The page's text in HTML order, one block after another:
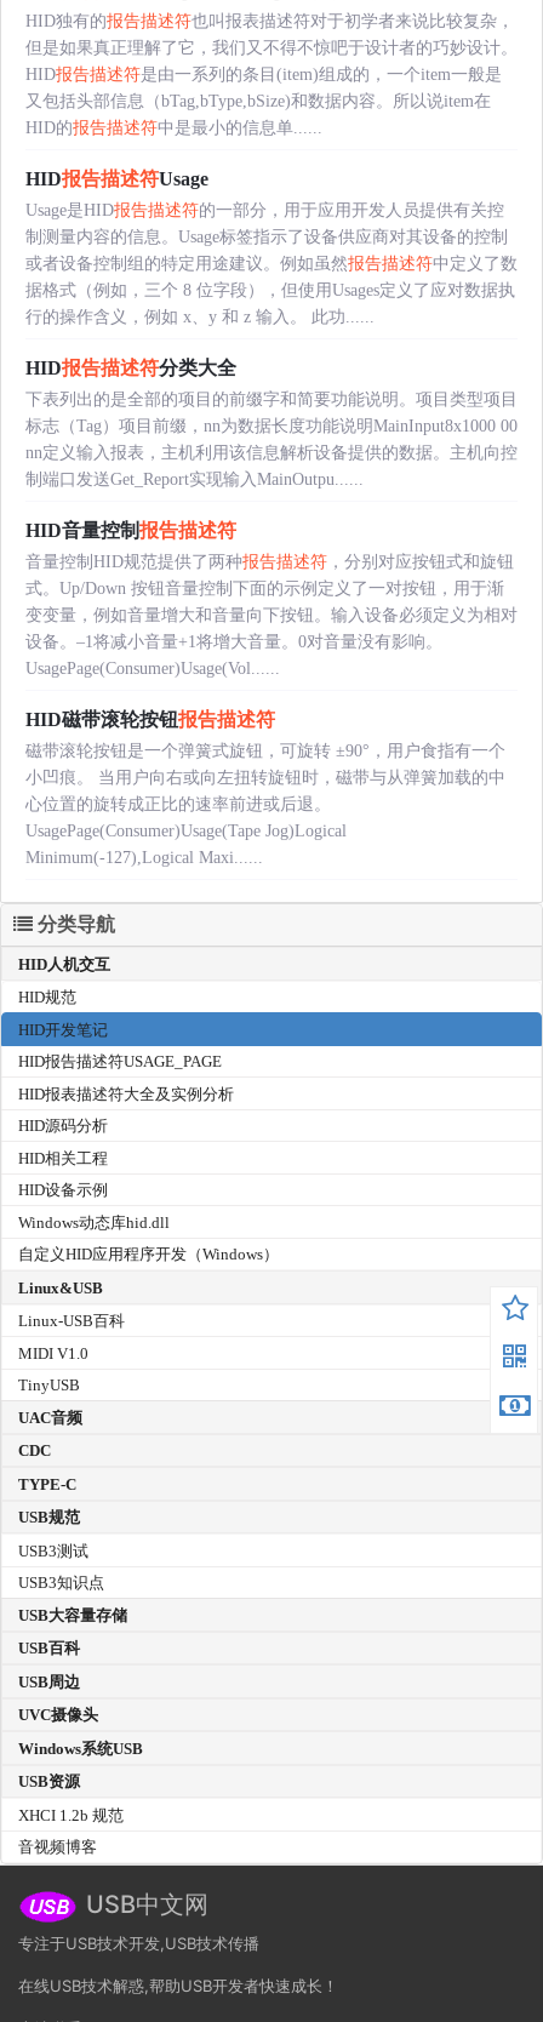
HID独有的报告描述符也叫报表描述符对于初学者来说比较复杂，
但是如果真正理解了它，我们又不得不惊吧于设计者的巧妙设计。
HID报告描述符是由一系列的条目(item)组成的，一个item一般是
又包括头部信息（bTag,bType,bSize)和数据内容。所以说item在
HID的报告描述符中是最小的信息单......
HID报告描述符Usage
Usage是HID报告描述符的一部分，用于应用开发人员提供有关控
制测量内容的信息。Usage标签指示了设备供应商对其设备的控制
或者设备控制组的特定用途建议。例如虽然报告描述符中定义了数
据格式（例如，三个 8 位字段），但使用Usages定义了应对数据执
行的操作含义，例如 x、y 和 z 输入。 此功......
HID报告描述符分类大全
下表列出的是全部的项目的前缀字和简要功能说明。项目类型项目
标志（Tag）项目前缀，nn为数据长度功能说明MainInput8x1000 00
nn定义输入报表，主机利用该信息解析设备提供的数据。主机向控
制端口发送Get_Report实现输入MainOutpu......
HID音量控制报告描述符
音量控制HID规范提供了两种报告描述符 ，分别对应按钮式和旋钮
式。Up/Down 按钮音量控制下面的示例定义了一对按钮，用于渐
变变量，例如音量增大和音量向下按钮。输入设备必须定义为相对
设备。–1将减小音量+1将增大音量。0对音量没有影响。
UsagePage(Consumer)Usage(Vol......
HID磁带滚轮按钮报告描述符
磁带滚轮按钮是一个弹簧式旋钮，可旋转 ±90°，用户食指有一个
小凹痕。 当用户向右或向左扭转旋钮时，磁带与从弹簧加载的中
心位置的旋转成正比的速率前进或后退。
UsagePage(Consumer)Usage(Tape Jog)Logical
Minimum(-127),Logical Maxi......
分类导航
HID人机交互
HID规范
HID开发笔记
HID报告描述符USAGE_PAGE
HID报表描述符大全及实例分析
HID源码分析
HID相关工程
HID设备示例
Windows动态库hid.dll
自定义HID应用程序开发（Windows）
Linux&USB
Linux-USB百科
MIDI V1.0
TinyUSB
UAC音频
CDC
TYPE-C
USB规范
USB3测试
USB3知识点
USB大容量存储
USB百科
USB周边
UVC摄像头
Windows系统USB
USB资源
XHCI 1.2b 规范
音视频博客
USB中文网
专注于USB技术开发,USB技术传播
在线USB技术解惑,帮助USB开发者快速成长！